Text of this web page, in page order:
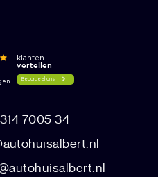
7005 34